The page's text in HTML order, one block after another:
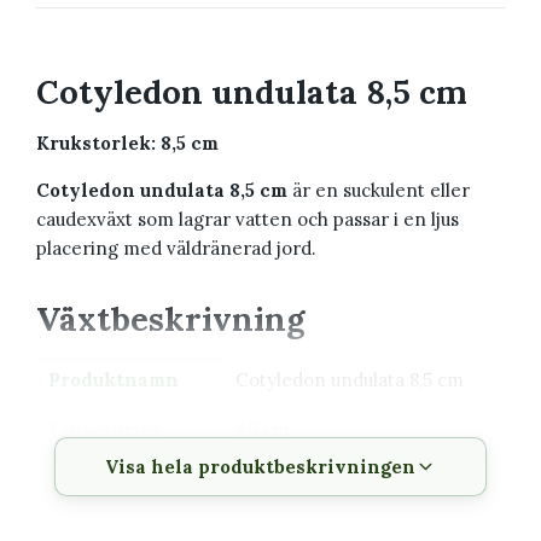
Cotyledon undulata 8,5 cm
Krukstorlek: 8,5 cm
Cotyledon undulata 8,5 cm är en suckulent eller
caudexväxt som lagrar vatten och passar i en ljus
placering med väldränerad jord.
Växtbeskrivning
Cotyledon undulata 8,5 cm
Växttyp Suckulent eller caudexväxt
Visa hela produktbeskrivningen